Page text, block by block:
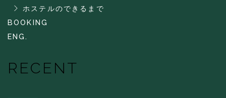
ホステルのできるまで
BOOKING
ENG.
RECENT